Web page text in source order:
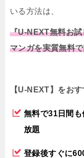
いる方法は、
『U-NEXT無料お
マンガを実質無料
【U-NEXT】をお
無料で31日間
放題
登録後すぐに